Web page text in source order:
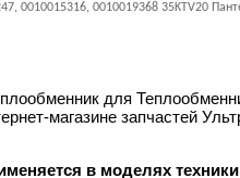
0010015316, 0010019368 35KTV20
для
магазине запчастей
в моделях